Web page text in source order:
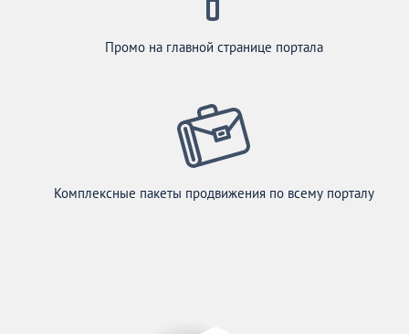
Промо на главной странице портала
Комплексные пакеты продвижения по всему порталу